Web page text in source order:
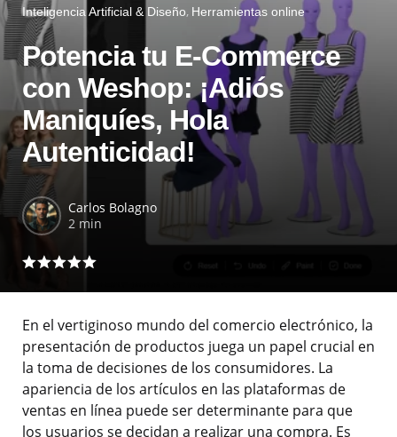
Inteligencia Artificial & Diseño Herramientas online
Potencia tu E-Commerce
con Weshop: ¡Adiós
Maniquíes, Hola
Autenticidad!
Carlos Bolagno
2 min
En el vertiginoso mundo del comercio electrónico, la
presentación de productos juega un papel crucial en
la toma de decisiones de los consumidores. La
apariencia de los artículos en las plataformas de
ventas en línea puede ser determinante para que
los usuarios se decidan a realizar una compra. Es